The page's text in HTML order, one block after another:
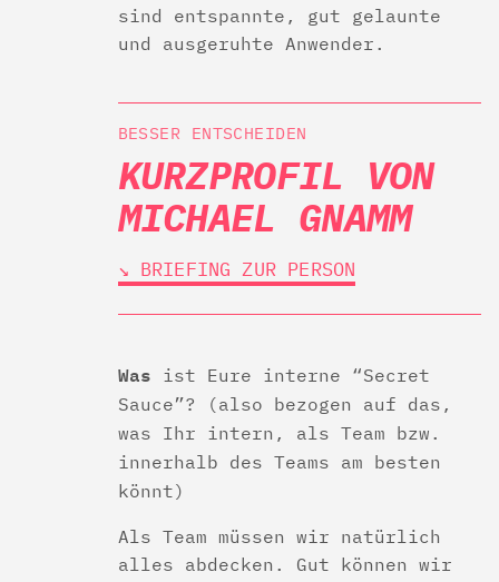
sind entspannte, gut gelaunte
und ausgeruhte Anwender.
BESSER ENTSCHEIDEN
KURZPROFIL VON
MICHAEL GNAMM
↘︎ BRIEFING ZUR PERSON
Was ist Eure interne “Secret
Sauce”?
(also bezogen auf das,
was Ihr intern, als Team bzw.
innerhalb des Teams am besten
könnt)
Als Team müssen wir natürlich
alles abdecken. Gut können wir